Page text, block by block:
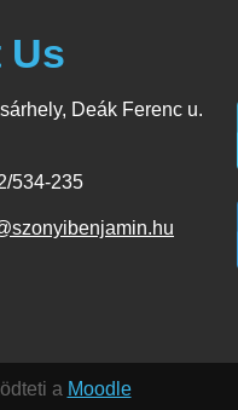
Us
Deák Ferenc u.
534-235
a Moodle